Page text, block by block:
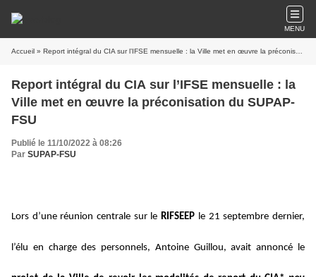
MENU
Accueil » Report intégral du CIA sur l’IFSE mensuelle : la Ville met en œuvre la préconisation du SUPAP-FSU
Report intégral du CIA sur l’IFSE mensuelle : la
Ville met en œuvre la préconisation du SUPAP-
FSU
Publié le 11/10/2022 à 08:26
Par SUPAP-FSU
Lors d’une réunion centrale sur le RIFSEEP le 21 septembre dernier,
l’élu en charge des personnels, Antoine Guillou, avait annoncé le